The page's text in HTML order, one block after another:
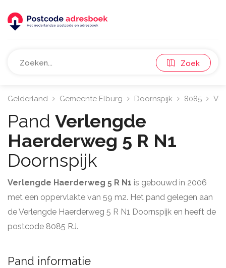
Zoek
Gelderland Gemeente Elburg Doornspijk 8085
Pand Verlengde
Haerderweg 5 R N1
Doornspijk
Verlengde Haerderweg 5 R N1 is gebouwd in 2006
met een oppervlakte van 59 m2. Het pand gelegen aan
de Verlengde Haerderweg 5 R N1 Doornspijk en heeft de
postcode 8085 RJ.
Pand informatie